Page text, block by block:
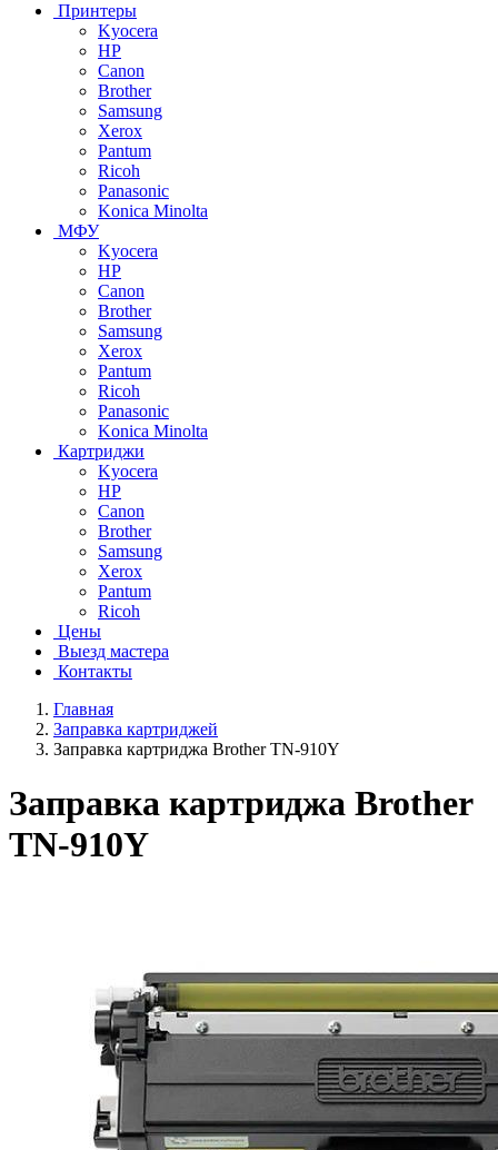
Принтеры
Kyocera
HP
Canon
Brother
Samsung
Xerox
Pantum
Ricoh
Panasonic
Konica Minolta
МФУ
Kyocera
HP
Canon
Brother
Samsung
Xerox
Pantum
Ricoh
Panasonic
Konica Minolta
Картриджи
Kyocera
HP
Canon
Brother
Samsung
Xerox
Pantum
Ricoh
Цены
Выезд мастера
Контакты
Главная
Заправка картриджей
Заправка картриджа Brother TN-910Y
Заправка картриджа Brother
TN-910Y